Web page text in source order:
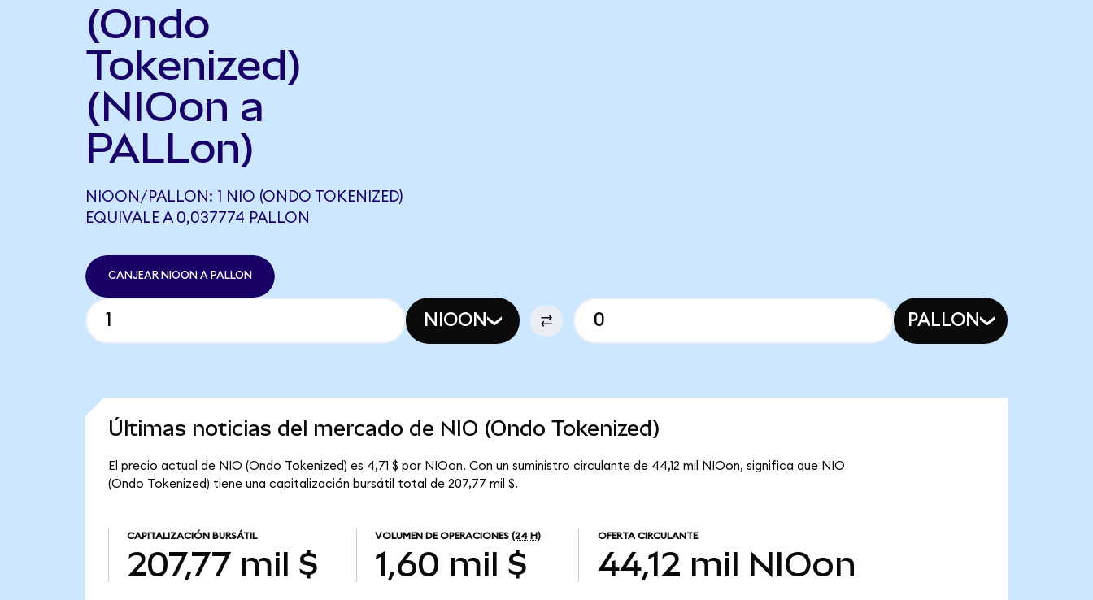
(Ondo
Tokenized)
(NIOon a
PALLon)
NIOON/PALLON: 1 NIO (ONDO TOKENIZED)
EQUIVALE A 0,037774 PALLON
CANJEAR NIOON A PALLON
NIOON PALLON
Últimas noticias del mercado de NIO (Ondo Tokenized)
El precio actual de NIO (Ondo Tokenized) es 4,71 $ por NIOon. Con un suministro circulante de 44,12 mil NIOon, significa que NIO
(Ondo Tokenized) tiene una capitalización bursátil total de 207,77 mil $.
CAPITALIZACIÓN BURSÁTIL
207,77 mil $
VOLUMEN DE OPERACIONES (24 H)
1,60 mil $
OFERTA CIRCULANTE
44,12 mil NIOon